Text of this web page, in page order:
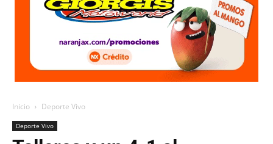
Inicio Deporte Vivo
Deporte Vivo